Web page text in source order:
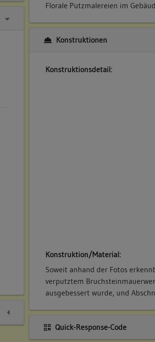
Florale Putzmalereien im
Konstruktionen
Konstruktionsdetail:
Konstruktion/Material:
Soweit anhand der Fotos
verputztem
ausgebessert wurde, und
Quick-Response-Code